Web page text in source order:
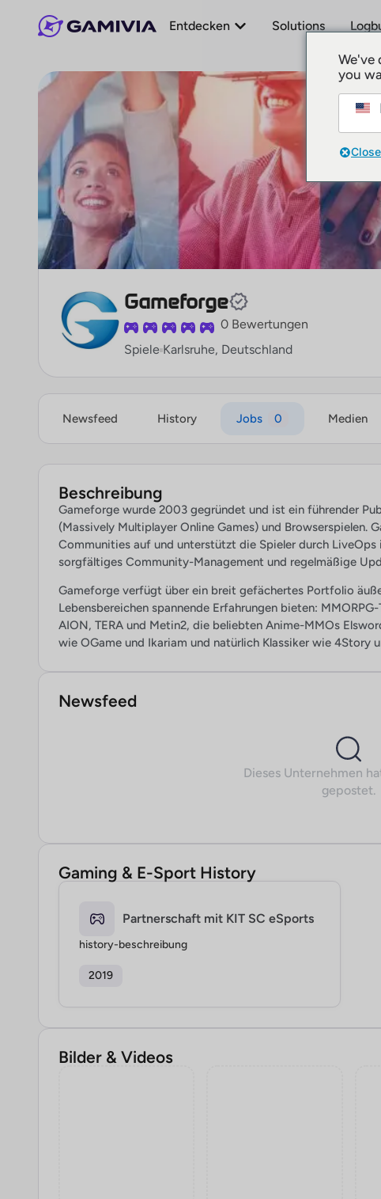
Entdecken Solutions
Gameforge
0 Bewertungen
Spiele Karlsruhe, Deutschland
Newsfeed History Jobs 0 Medien
Beschreibung
Gameforge wurde 2003 gegründet und ist ein führender
(Massively Multiplayer Online Games) und Browserspielen.
Communities auf und unterstützt die Spieler durch
sorgfältiges Community-Management und regelmäßige
Gameforge verfügt über ein breit gefächertes Portfolio
Lebensbereichen spannende Erfahrungen bieten:
AION, TERA und Metin2, die beliebten Anime-MMOs
wie OGame und Ikariam und natürlich Klassiker wie 4Story
Newsfeed
Dieses Unternehmen
gepostet.
Gaming & E-Sport History
Partnerschaft mit KIT SC eSports
history-beschreibung
2019
Bilder & Videos
We've
you